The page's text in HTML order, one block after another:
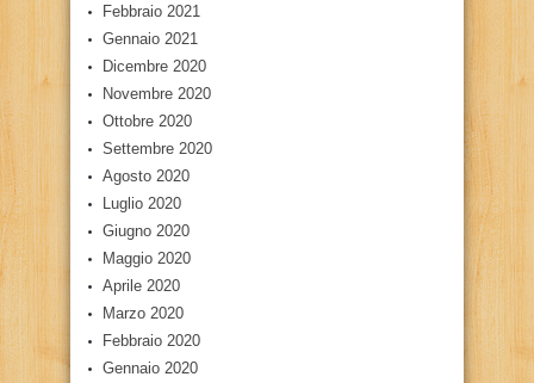
Febbraio 2021
Gennaio 2021
Dicembre 2020
Novembre 2020
Ottobre 2020
Settembre 2020
Agosto 2020
Luglio 2020
Giugno 2020
Maggio 2020
Aprile 2020
Marzo 2020
Febbraio 2020
Gennaio 2020